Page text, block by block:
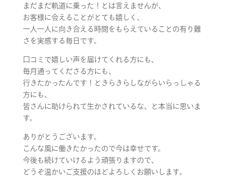
まだまだ軌道に乗った！とは言えませんが、
お客様に会えることがとても嬉しく、
一人一人に向き合える時間をもらえていることの有り難
さを実感する毎日です。
口コミで嬉しい声を届けてくれる方にも、
毎月通ってくださる方にも、
行きたかったんです！ときらきらしながらいらっしゃる
方にも、
皆さんに助けられて生かされているな、と本当に思いま
す。
ありがとうございます。
こんな風に働きたかったので今は幸せです。
今後も続けていけるよう頑張りますので、
どうぞ温かいご支援のほどよろしくお願いします。